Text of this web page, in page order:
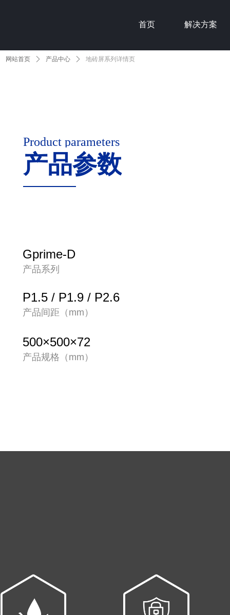
首页 解决方案
产品系列
Gprime-D
产品间距（mm）
P1.5 / P1.9 / P2.6
产品规格（mm）
500×500×72
网站首页 ꄲ 产品中心 ꄲ 地砖屏系列详情页
Product parameters
产品参数